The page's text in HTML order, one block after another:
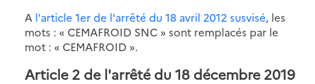
A l'article 1er de l'arrêté du 18 avril 2012 susvisé, les
mots : « CEMAFROID SNC » sont remplacés par le
mot : « CEMAFROID ».
Article 2 de l'arrêté du 18 décembre 2019